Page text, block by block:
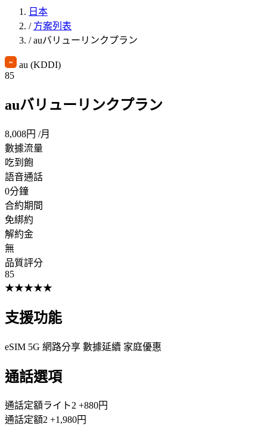
日本
/ 方案列表
/ auバリューリンクプラン
au (KDDI)
85
auバリューリンクプラン
8,008円 /月
數據流量
吃到飽
語音通話
0分鐘
合約期間
免綁約
解約金
無
品質評分
85
★★★★★
支援功能
eSIM 5G 網路分享 數據延續 家庭優惠
通話選項
通話定額ライト2 +880円
通話定額2 +1,980円